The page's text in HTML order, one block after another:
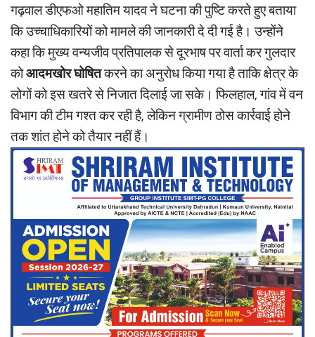
गढ़वाल डीएफओ महातिम यादव ने घटना की पुष्टि करते हुए बताया
कि उच्चाधिकारियों को मामले की जानकारी दे दी गई है। उन्होंने
कहा कि मुख्य वन्यजीव प्रतिपालक से दूरभाष पर वार्ता कर गुलदार
कोआदमखोर घोषितकरने का अनुरोध किया गया है ताकि क्षेत्र के
लोगों को इस खतरे से निजात दिलाई जा सके। फिलहाल, गांव में वन
विभाग की टीम गश्त कर रही है, लेकिन ग्रामीण ठोस कार्रवाई होने
तक शांत होने को तैयार नहीं हैं।